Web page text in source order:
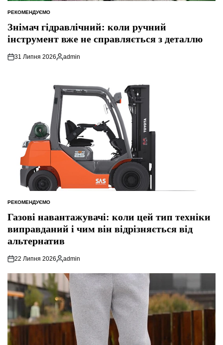
ОПУБЛІКУВАТИ
РЕКОМЕНДУЄМО
Знімач гідравлічний: коли ручний
інструмент вже не справляється з деталлю
31 Липня 2026
Опубліковано
admin
ОПУБЛІКУВАТИ
РЕКОМЕНДУЄМО
Газові навантажувачі: коли цей тип техніки
виправданий і чим він відрізняється від
альтернатив
22 Липня 2026
Опубліковано
admin